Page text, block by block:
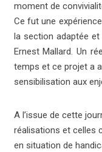
moment de
Ce fut une
la section adaptée et
Ernest Mallard. Un
temps et ce projet a
sensibilisation aux
A l’issue de cette
réalisations et celles
en situation de